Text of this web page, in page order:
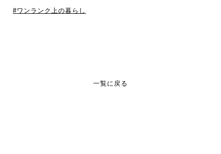
ワンランク上の暮らし
一覧に戻る